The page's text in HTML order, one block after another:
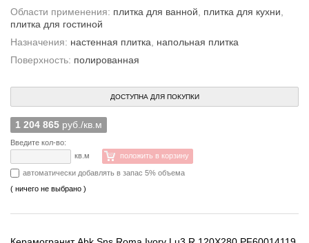
Области применения: плитка для ванной плитка для кухни
плитка для гостиной
Назначения: настенная плитка
напольная плитка
Поверхность: полированная
ДОСТУПНА ДЛЯ ПОКУПКИ
1 204 865 руб./кв.м
Введите кол-во:
кв.м
положить в корзину
автоматически добавлять в запас 5% объема
( ничего не выбрано )